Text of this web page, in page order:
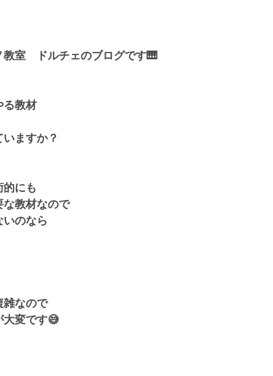
室　ドルチェのブログです🎹
る教材
ますか？
的にも
な教材なので
いのなら
雑なので
大変です😅